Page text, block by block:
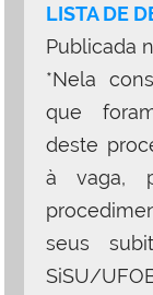
LISTA DE
Publicada
*Nela
que
deste
à vaga,
seus
SiSU/